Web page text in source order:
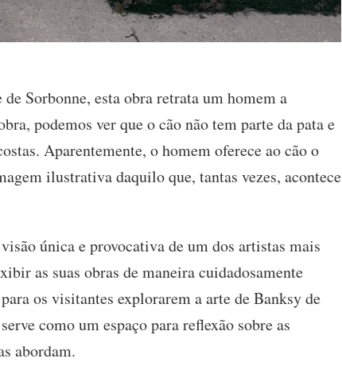
Sorbonne, esta obra retrata um homem a
podemos ver que o cão não tem parte da pata e
Aparentemente, o homem oferece ao cão o
ilustrativa daquilo que, tantas vezes, acontece
única e provocativa de um dos artistas mais
as suas obras de maneira cuidadosamente
os visitantes explorarem a arte de Banksy de
como um espaço para reflexão sobre as
abordam.